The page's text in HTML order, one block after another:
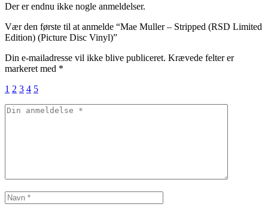
Der er endnu ikke nogle anmeldelser.
Vær den første til at anmelde “Mae Muller – Stripped (RSD Limited
Edition) (Picture Disc Vinyl)”
Din e-mailadresse vil ikke blive publiceret. Krævede felter er
markeret med *
1 2 3 4 5